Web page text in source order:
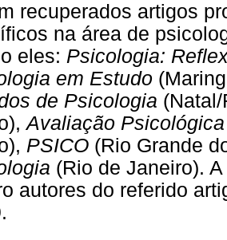
recuperados artigos
na área de
eles: Psicologia:
em Estudo
de Psicologia
Avaliação Psicológica
PSICO (Rio Grande
(Rio de Janeiro).
autores do referido